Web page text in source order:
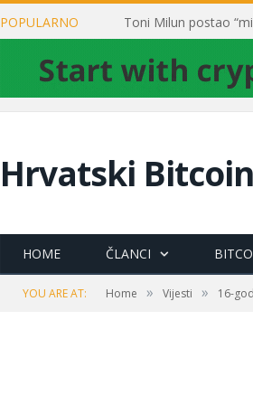
POPULARNO
Hrvatski
HOME ČLANCI
YOU ARE AT: Home » Vijesti » 16-